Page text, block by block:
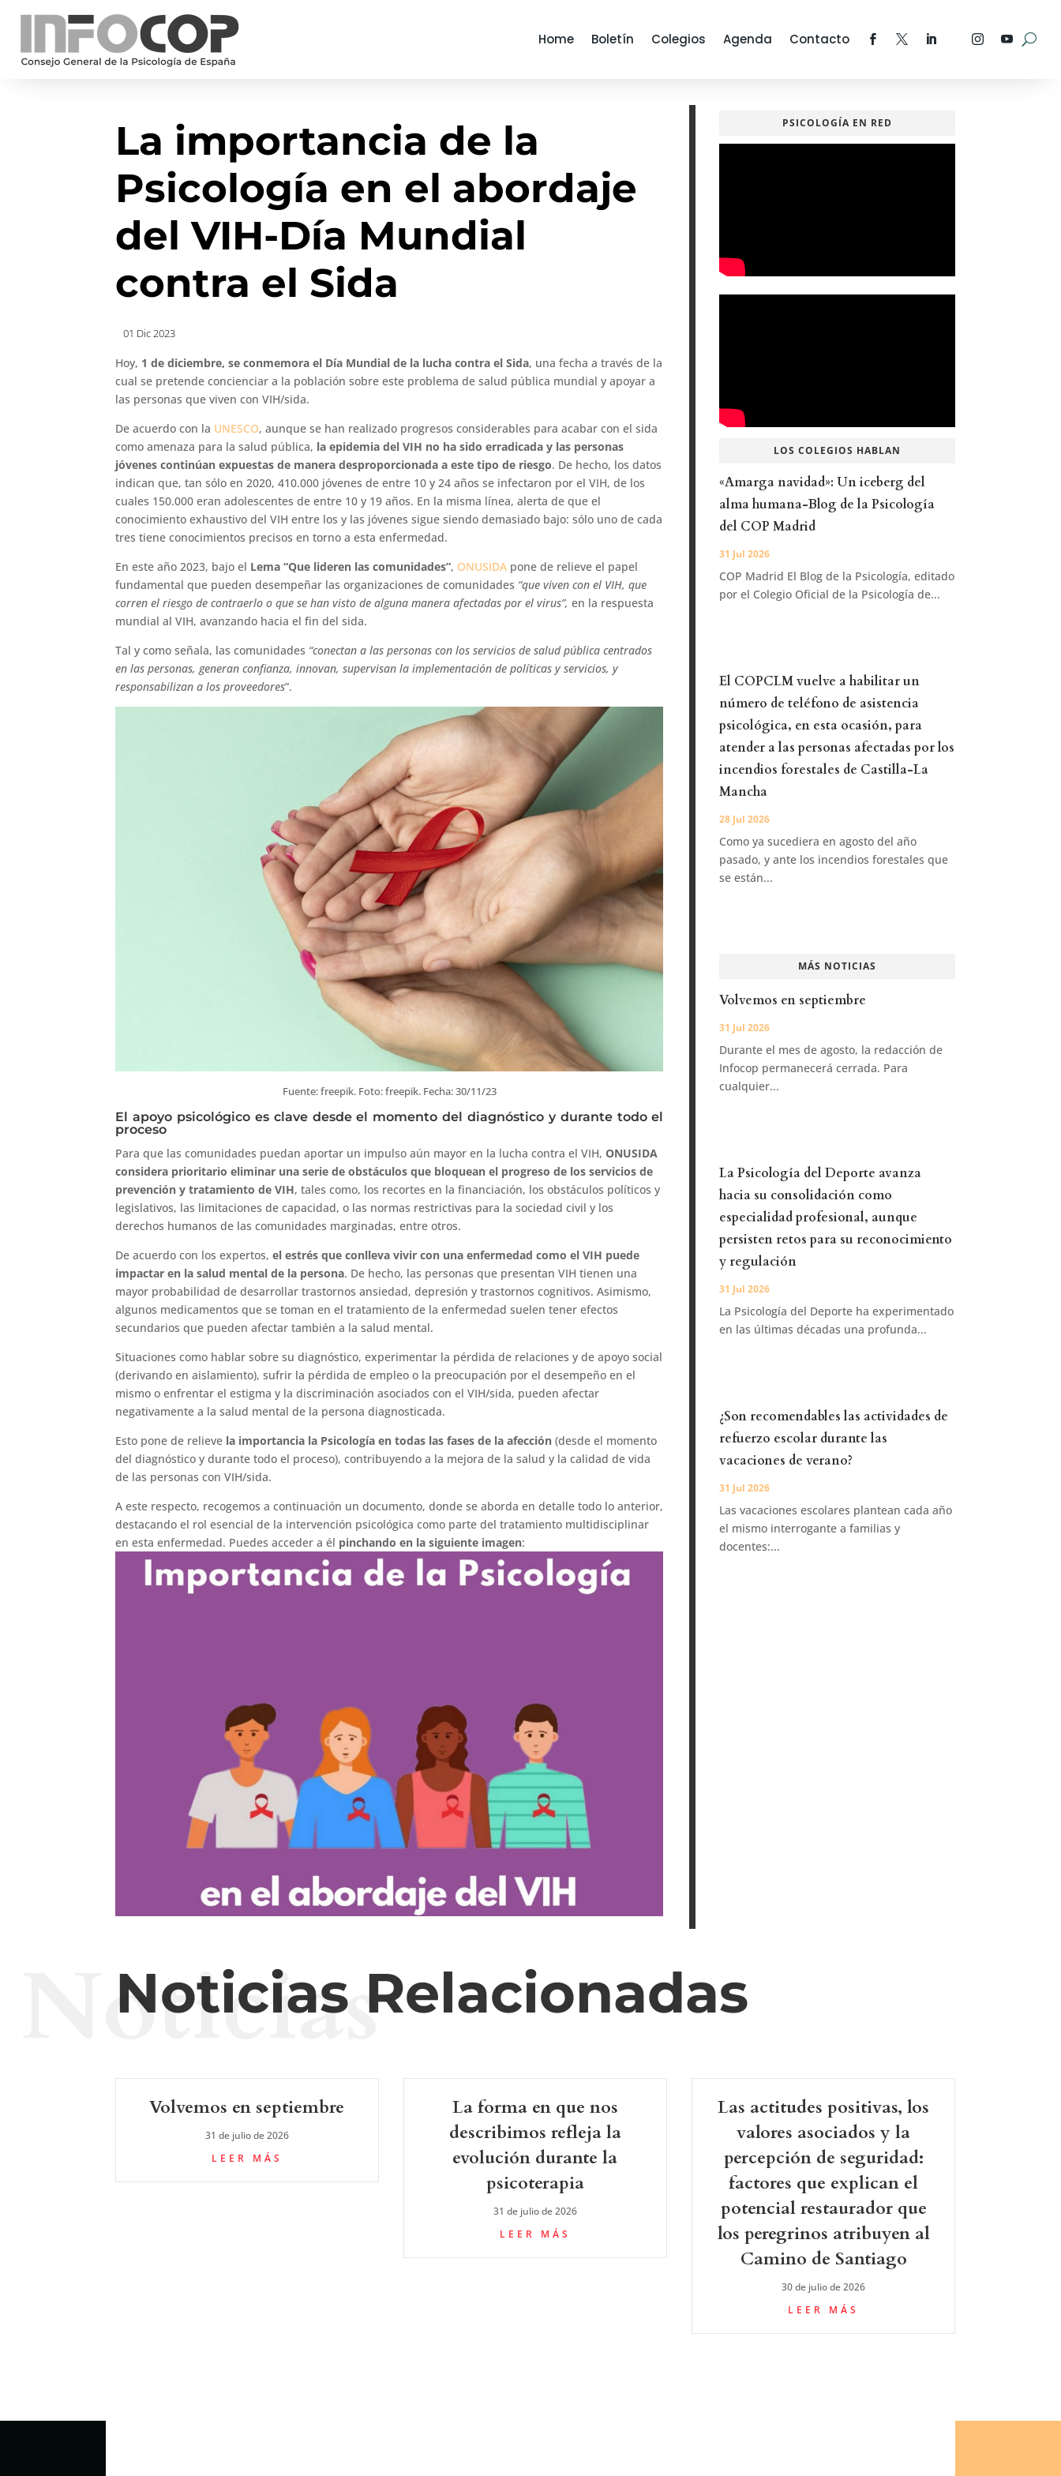
Home Boletín Colegios Agenda Contacto
La importancia de la
Psicología en el abordaje
del VIH-Día Mundial
contra el Sida
01 Dic 2023
Hoy, 1 de diciembre, se conmemora el Día Mundial de la lucha contra el Sida, una fecha a través de la
cual se pretende concienciar a la población sobre este problema de salud pública mundial y apoyar a
las personas que viven con VIH/sida.
De acuerdo con la UNESCO, aunque se han realizado progresos considerables para acabar con el sida
como amenaza para la salud pública, la epidemia del VIH no ha sido erradicada y las personas
jóvenes continúan expuestas de manera desproporcionada a este tipo de riesgo. De hecho, los datos
indican que, tan sólo en 2020, 410.000 jóvenes de entre 10 y 24 años se infectaron por el VIH, de los
cuales 150.000 eran adolescentes de entre 10 y 19 años. En la misma línea, alerta de que el
conocimiento exhaustivo del VIH entre los y las jóvenes sigue siendo demasiado bajo: sólo uno de cada
tres tiene conocimientos precisos en torno a esta enfermedad.
En este año 2023, bajo el Lema “Que lideren las comunidades”, ONUSIDA pone de relieve el papel
fundamental que pueden desempeñar las organizaciones de comunidades “que viven con el VIH, que
corren el riesgo de contraerlo o que se han visto de alguna manera afectadas por el virus”,en la respuesta
mundial al VIH, avanzando hacia el fin del sida.
Tal y como señala, las comunidades “conectan a las personas con los servicios de salud pública centrados
en las personas, generan confianza, innovan, supervisan la implementación de políticas y servicios, y
responsabilizan a los proveedores”.
Fuente: freepik. Foto: freepik. Fecha: 30/11/23
El apoyo psicológico es clave desde el momento del diagnóstico y durante todo el
proceso
Para que las comunidades puedan aportar un impulso aún mayor en la lucha contra el VIH,ONUSIDA
considera prioritario eliminar una serie de obstáculos que bloquean el progreso de los servicios de
prevención y tratamiento de VIH, tales como, los recortes en la financiación, los obstáculos políticos y
legislativos, las limitaciones de capacidad, o las normas restrictivas para la sociedad civil y los
derechos humanos de las comunidades marginadas, entre otros.
De acuerdo con los expertos,el estrés que conlleva vivir con una enfermedad como el VIH puede
impactar en la salud mental de la persona. De hecho, las personas que presentan VIH tienen una
mayor probabilidad de desarrollar trastornos ansiedad, depresión y trastornos cognitivos. Asimismo,
algunos medicamentos que se toman en el tratamiento de la enfermedad suelen tener efectos
secundarios que pueden afectar también a la salud mental.
Situaciones como hablar sobre su diagnóstico, experimentar la pérdida de relaciones y de apoyo social
(derivando en aislamiento), sufrir la pérdida de empleo o la preocupación por el desempeño en el
mismo o enfrentar el estigma y la discriminación asociados con el VIH/sida, pueden afectar
negativamente a la salud mental de la persona diagnosticada.
Esto pone de relieve la importancia la Psicología en todas las fases de la afección(desde el momento
del diagnóstico y durante todo el proceso), contribuyendo a la mejora de la salud y la calidad de vida
de las personas con VIH/sida.
A este respecto, recogemos a continuación un documento, donde se aborda en detalle todo lo anterior,
destacando el rol esencial de la intervención psicológica como parte del tratamiento multidisciplinar
en esta enfermedad. Puedes acceder a él pinchando en la siguiente imagen:
PSICOLOGÍA EN RED
LOS COLEGIOS HABLAN
«Amarga navidad»: Un iceberg del
alma humana-Blog de la Psicología
del COP Madrid
31 Jul 2026
COP Madrid El Blog de la Psicología, editado
por el Colegio Oficial de la Psicología de...
El COPCLM vuelve a habilitar un
número de teléfono de asistencia
psicológica, en esta ocasión, para
atender a las personas afectadas por los
incendios forestales de Castilla-La
Mancha
28 Jul 2026
Como ya sucediera en agosto del año
pasado, y ante los incendios forestales que
se están...
MÁS NOTICIAS
Volvemos en septiembre
31 Jul 2026
Durante el mes de agosto, la redacción de
Infocop permanecerá cerrada. Para
cualquier...
La Psicología del Deporte avanza
hacia su consolidación como
especialidad profesional, aunque
persisten retos para su reconocimiento
y regulación
31 Jul 2026
La Psicología del Deporte ha experimentado
en las últimas décadas una profunda...
¿Son recomendables las actividades de
refuerzo escolar durante las
vacaciones de verano?
31 Jul 2026
Las vacaciones escolares plantean cada año
el mismo interrogante a familias y
docentes:...
Noticias Relacionadas
Noticias
Volvemos en septiembre
31 de julio de 2026
LEER MÁS
La forma en que nos
describimos refleja la
evolución durante la
psicoterapia
31 de julio de 2026
LEER MÁS
Las actitudes positivas, los
valores asociados y la
percepción de seguridad:
factores que explican el
potencial restaurador que
los peregrinos atribuyen al
Camino de Santiago
30 de julio de 2026
LEER MÁS